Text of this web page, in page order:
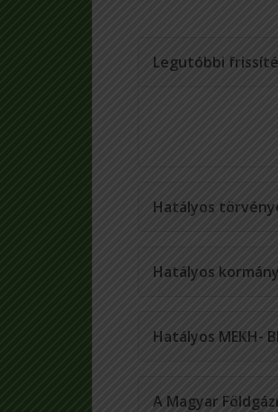
Legutóbbi
Hatályos
Hatályos
Hatályos MEKH-
A Magyar